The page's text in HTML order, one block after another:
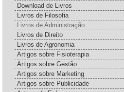
Download de Livros
Livros de Filosofia
Livros de Administração
Livros de Direito
Livros de Agronomia
Artigos sobre Fisioterapia
Artigos sobre Gestão
Artigos sobre Marketing
Artigos sobre Publicidade